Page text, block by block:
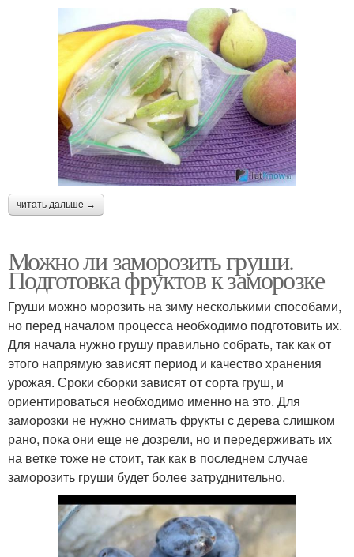
читать дальше →
Можно ли заморозить груши.
Подготовка фруктов к заморозке
Груши можно морозить на зиму несколькими способами,
но перед началом процесса необходимо подготовить их.
Для начала нужно грушу правильно собрать, так как от
этого напрямую зависят период и качество хранения
урожая. Сроки сборки зависят от сорта груш, и
ориентироваться необходимо именно на это. Для
заморозки не нужно снимать фрукты с дерева слишком
рано, пока они еще не дозрели, но и передерживать их
на ветке тоже не стоит, так как в последнем случае
заморозить груши будет более затруднительно.